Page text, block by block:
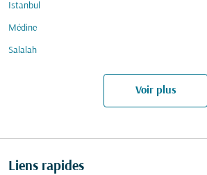
Istanbul
Médine
Salalah
Voir plus
Liens rapides